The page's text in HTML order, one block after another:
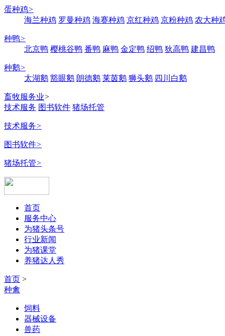
蛋种鸡>
海兰种鸡 罗曼种鸡 海赛种鸡 京红种鸡 京粉种鸡 农大种
种鸭>
北京鸭 樱桃谷鸭 番鸭 麻鸭 金定鸭 绍鸭 狄高鸭 建昌鸭
种鹅>
太湖鹅 豁眼鹅 朗德鹅 莱茵鹅 狮头鹅 四川白鹅
畜牧服务业>
技术服务 图书软件 猪场托管
技术服务>
图书软件>
猪场托管>
首页
服务中心
为猪头条号
行业新闻
为猪课堂
养猪达人秀
首页 >
种禽
饲料
器械设备
兽药